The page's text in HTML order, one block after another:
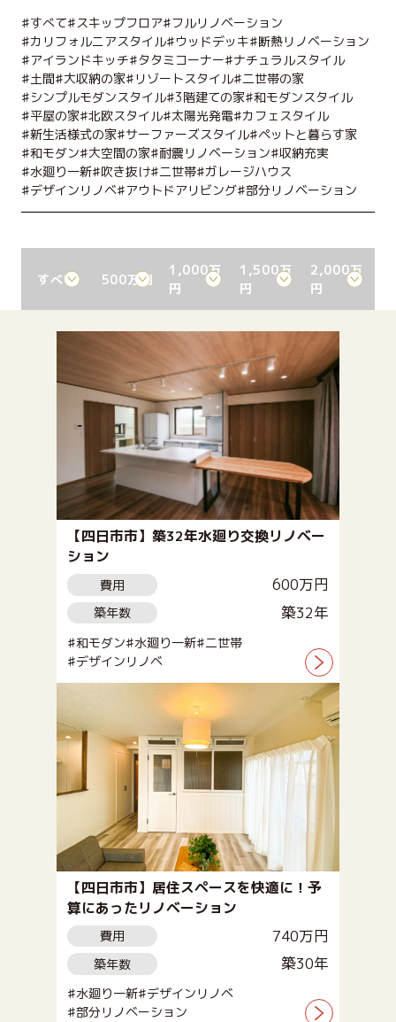
すべて
スキップフロア
フルリノベーション
カリフォルニアスタイル
ウッドデッキ
断熱リノベーション
アイランドキッチ
タタミコーナー
ナチュラルスタイル
土間
大収納の家 リゾートスタイル 二世帯の家
シンプルモダンスタイル 3階建ての家 和モダンスタイル
平屋の家 北欧スタイル 太陽光発電 カフェスタイル
新生活様式の家
サーファーズスタイル ペットと暮らす家
和モダン
大空間の家 耐震リノベーション 収納充実
水廻り一新 吹き抜け 二世帯 ガレージハウス
デザインリノベ
アウトドアリビング 部分リノベーション
すべて 500万円
1,000万
円
1,500万
円
2,000万
円
【四日市市】築32年水廻り交換リノベー
ション
費用 600万円
築年数 築32年
和モダン 水廻り一新
二世帯
デザインリノベ
【四日市市】居住スペースを快適に！予
算にあったリノベーション
費用 740万円
築年数 築30年
水廻り一新 デザインリノベ
部分リノベーション